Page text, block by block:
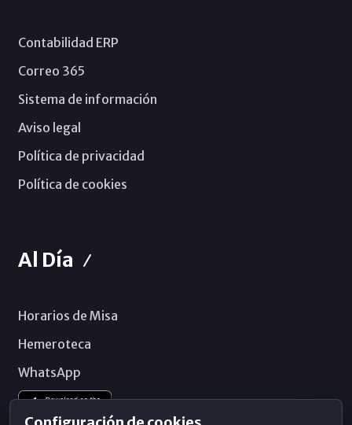
Contabilidad ERP
Correo 365
Sistema de información
Aviso legal
Política de privacidad
Política de cookies
Al Día
Horarios de Misa
Hemeroteca
WhatsApp